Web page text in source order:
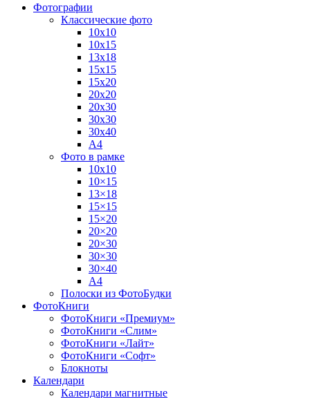
Фотографии
Классические фото
10х10
10х15
13х18
15х15
15х20
20х20
20х30
30х30
30х40
А4
Фото в рамке
10х10
10×15
13×18
15×15
15×20
20×20
20×30
30×30
30×40
A4
Полоски из ФотоБудки
ФотоКниги
ФотоКниги «Премиум»
ФотоКниги «Слим»
ФотоКниги «Лайт»
ФотоКниги «Софт»
Блокноты
Календари
Календари магнитные